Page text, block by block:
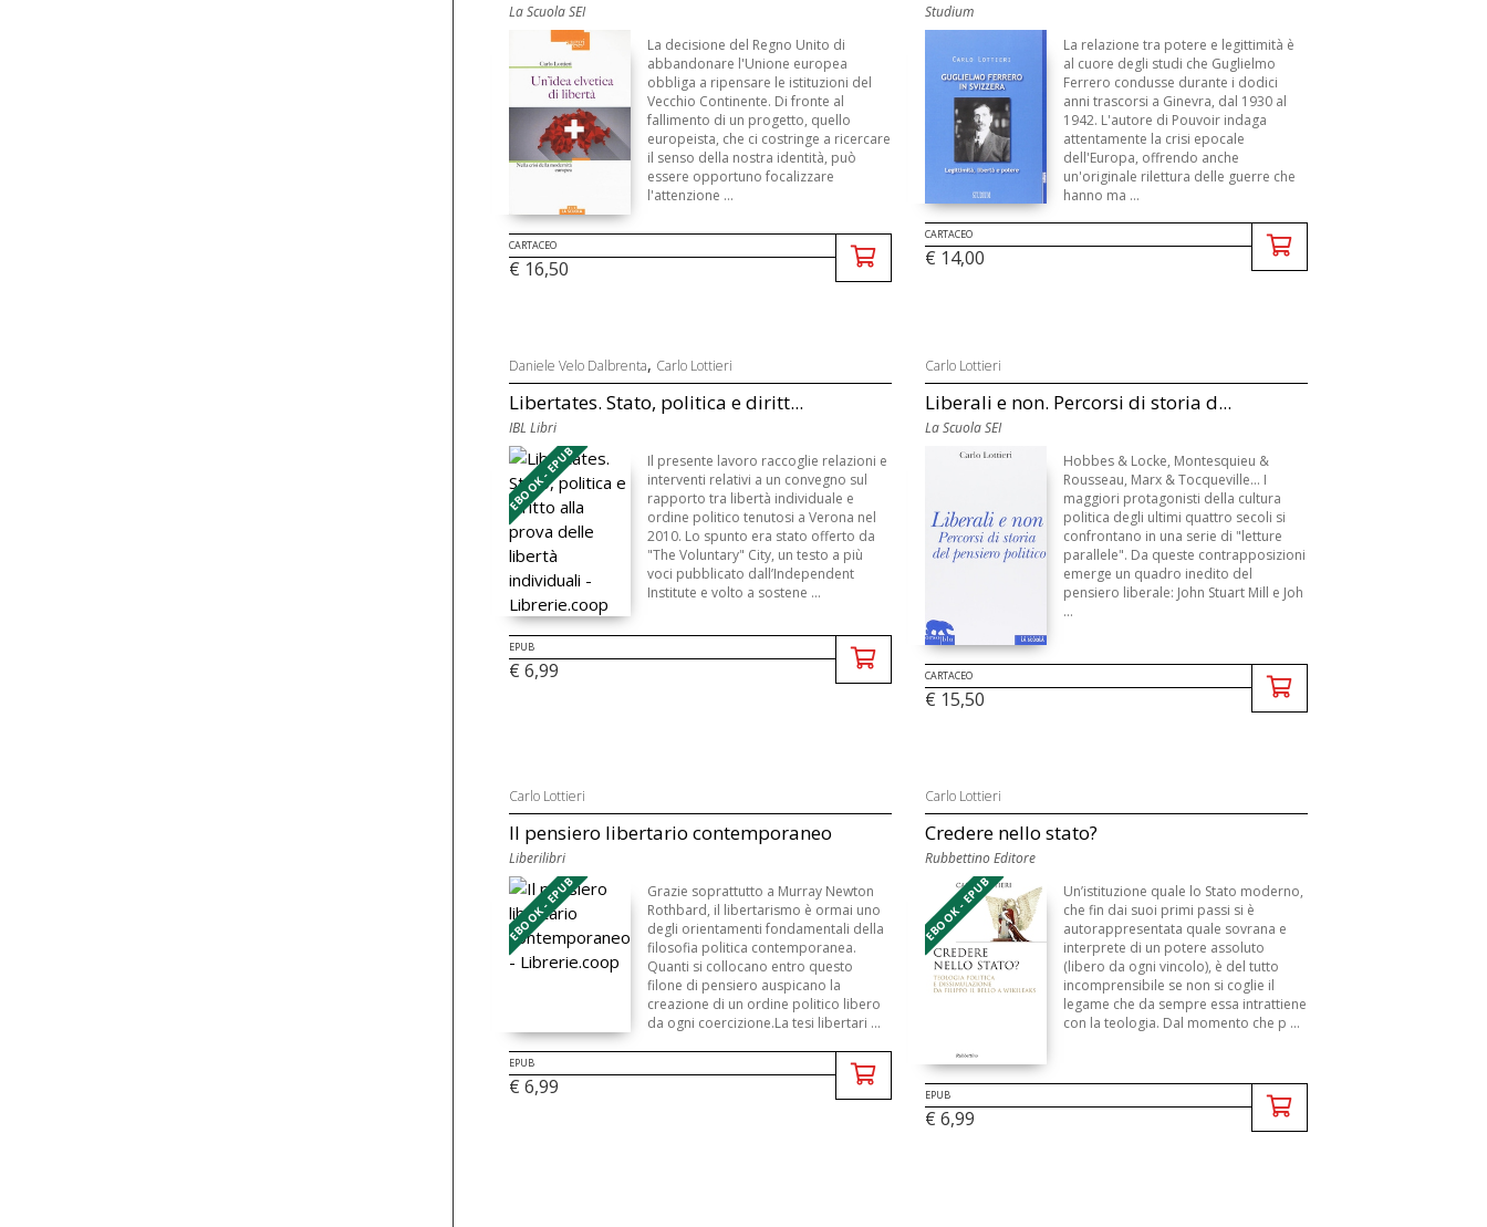
La Scuola SEI
La decisione del Regno Unito di
abbandonare l'Unione europea
obbliga a ripensare le istituzioni del
Vecchio Continente. Di fronte al
fallimento di un progetto, quello
europeista, che ci costringe a ricercare
il senso della nostra identità, può
essere opportuno focalizzare
l'attenzione ...
CARTACEO
€ 16,50
Studium
La relazione tra potere e legittimità è
al cuore degli studi che Guglielmo
Ferrero condusse durante i dodici
anni trascorsi a Ginevra, dal 1930 al
1942. L'autore di Pouvoir indaga
attentamente la crisi epocale
dell'Europa, offrendo anche
un'originale rilettura delle guerre che
hanno ma ...
CARTACEO
€ 14,00
Daniele Velo Dalbrenta, Carlo Lottieri
Libertates. Stato, politica e diritt...
IBL Libri
EBOOK - EPUB
Il presente lavoro raccoglie relazioni e
interventi relativi a un convegno sul
rapporto tra libertà individuale e
ordine politico tenutosi a Verona nel
2010. Lo spunto era stato offerto da
"The Voluntary" City, un testo a più
voci pubblicato dall’Independent
Institute e volto a sostene ...
EPUB
€ 6,99
Carlo Lottieri
Liberali e non. Percorsi di storia d...
La Scuola SEI
Hobbes & Locke, Montesquieu &
Rousseau, Marx & Tocqueville... I
maggiori protagonisti della cultura
politica degli ultimi quattro secoli si
confrontano in una serie di "letture
parallele". Da queste contrapposizioni
emerge un quadro inedito del
pensiero liberale: John Stuart Mill e Joh
...
CARTACEO
€ 15,50
Carlo Lottieri
Il pensiero libertario contemporaneo
Liberilibri
EBOOK - EPUB
Grazie soprattutto a Murray Newton
Rothbard, il libertarismo è ormai uno
degli orientamenti fondamentali della
filosofia politica contemporanea.
Quanti si collocano entro questo
filone di pensiero auspicano la
creazione di un ordine politico libero
da ogni coercizione.La tesi libertari ...
EPUB
€ 6,99
Carlo Lottieri
Credere nello stato?
Rubbettino Editore
EBOOK - EPUB
Un’istituzione quale lo Stato moderno,
che fin dai suoi primi passi si è
autorappresentata quale sovrana e
interprete di un potere assoluto
(libero da ogni vincolo), è del tutto
incomprensibile se non si coglie il
legame che da sempre essa intrattiene
con la teologia. Dal momento che p ...
EPUB
€ 6,99